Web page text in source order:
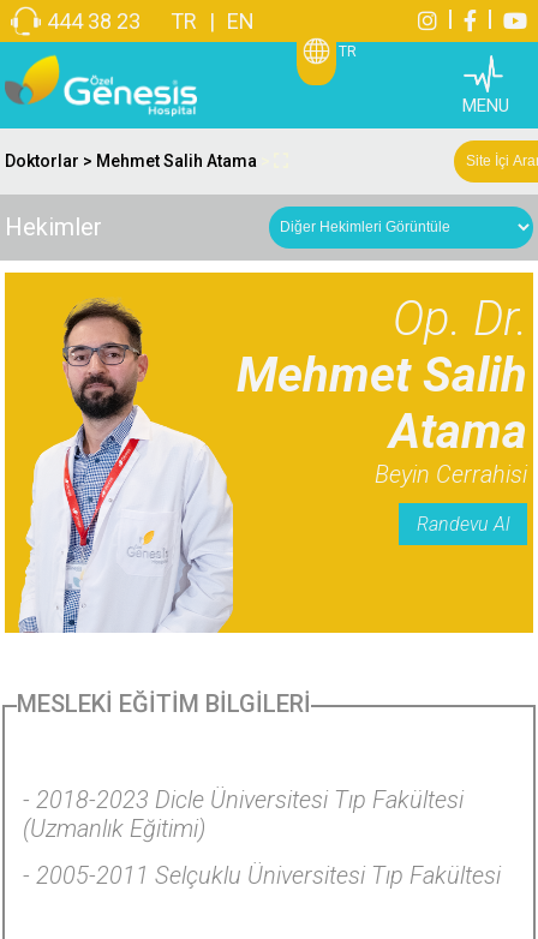
444 38 23 TR | EN
TR
MENU
Doktorlar > Mehmet Salih Atama
Hekimler
Op. Dr.
Mehmet Salih
Atama
Beyin Cerrahisi
Randevu Al
MESLEKİ EĞİTİM BİLGİLERİ
- 2018-2023 Dicle Üniversitesi Tıp Fakültesi
(Uzmanlık Eğitimi)
- 2005-2011 Selçuklu Üniversitesi Tıp Fakültesi